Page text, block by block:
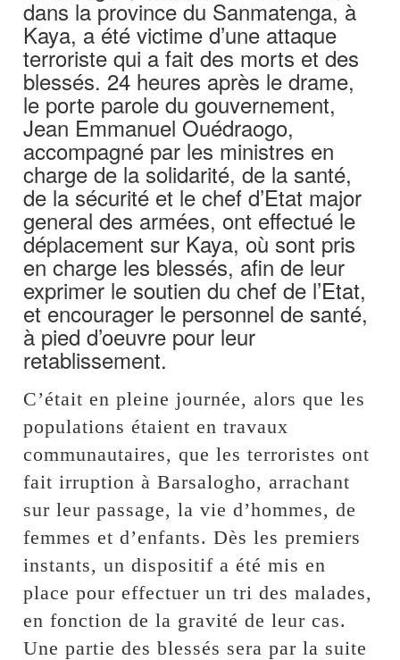
dans la province du Sanmatenga, à
Kaya, a été victime d’une attaque
terroriste qui a fait des morts et des
blessés. 24 heures après le drame,
le porte parole du gouvernement,
Jean Emmanuel Ouédraogo,
accompagné par les ministres en
charge de la solidarité, de la santé,
de la sécurité et le chef d’Etat major
general des armées, ont effectué le
déplacement sur Kaya, où sont pris
en charge les blessés, afin de leur
exprimer le soutien du chef de l’Etat,
et encourager le personnel de santé,
à pied d’oeuvre pour leur
retablissement.
C’était en pleine journée, alors que les
populations étaient en travaux
communautaires, que les terroristes ont
fait irruption à Barsalogho, arrachant
sur leur passage, la vie d’hommes, de
femmes et d’enfants. Dès les premiers
instants, un dispositif a été mis en
place pour effectuer un tri des malades,
en fonction de la gravité de leur cas.
Une partie des blessés sera par la suite